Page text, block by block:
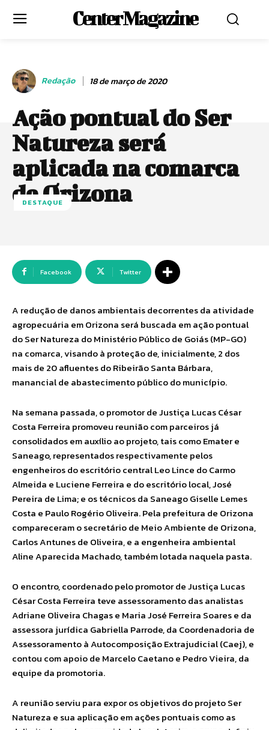
Center Magazine
Redação 18 de março de 2020
Ação pontual do Ser
Natureza será
aplicada na comarca
de Orizona
DESTAQUE
Facebook Twitter
A redução de danos ambientais decorrentes da atividade
agropecuária em Orizona será buscada em ação pontual
do Ser Natureza do Ministério Público de Goiás (MP-GO)
na comarca, visando à proteção de, inicialmente, 2 dos
mais de 20 afluentes do Ribeirão Santa Bárbara,
manancial de abastecimento público do município.
Na semana passada, o promotor de Justiça Lucas César
Costa Ferreira promoveu reunião com parceiros já
consolidados em auxílio ao projeto, tais como Emater e
Saneago, representados respectivamente pelos
engenheiros do escritório central Leo Lince do Carmo
Almeida e Luciene Ferreira e do escritório local, José
Pereira de Lima; e os técnicos da Saneago Giselle Lemes
Costa e Paulo Rogério Oliveira. Pela prefeitura de Orizona
compareceram o secretário de Meio Ambiente de Orizona,
Carlos Antunes de Oliveira, e a engenheira ambiental
Aline Aparecida Machado, também lotada naquela pasta.
O encontro, coordenado pelo promotor de Justiça Lucas
César Costa Ferreira teve assessoramento das analistas
Adriane Oliveira Chagas e Maria José Ferreira Soares e da
assessora jurídica Gabriella Parrode, da Coordenadoria de
Assessoramento à Autocomposição Extrajudicial (Caej), e
contou com apoio de Marcelo Caetano e Pedro Vieira, da
equipe da promotoria.
A reunião serviu para expor os objetivos do projeto Ser
Natureza e sua aplicação em ações pontuais como as